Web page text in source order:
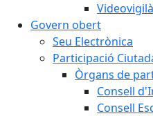
Govern obert
Seu Electrònica
Participació
Òrgans de
Consell
Consell